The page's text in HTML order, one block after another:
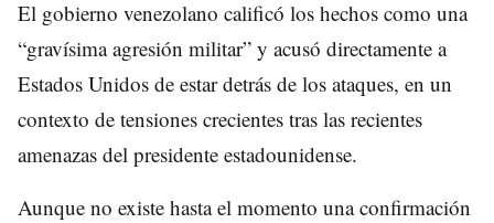
El gobierno venezolano calificó los hechos como una
“gravísima agresión militar” y acusó directamente a
Estados Unidos de estar detrás de los ataques, en un
contexto de tensiones crecientes tras las recientes
amenazas del presidente estadounidense.
Aunque no existe hasta el momento una confirmación